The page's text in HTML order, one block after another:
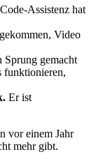
Assistenz hat
Video
Sprung gemacht
funktionieren,
Er ist
vor einem Jahr
mehr gibt.